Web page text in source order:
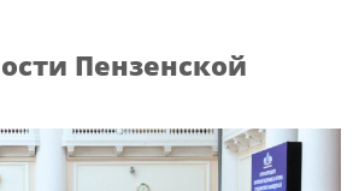
Пензенской